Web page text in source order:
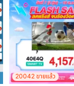
20042 ขายแล้ว